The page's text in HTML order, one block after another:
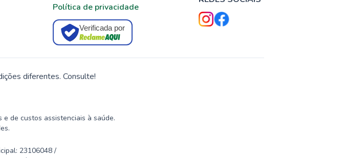
Política de privacidade
Verificada por
diferentes. Consulte!
de custos assistenciais à saúde.
23106048 /